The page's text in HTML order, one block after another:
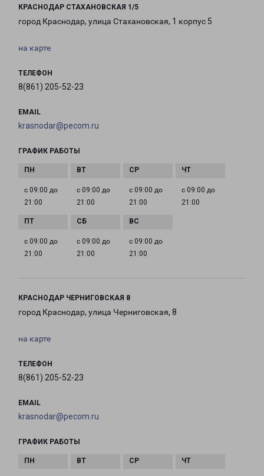
КРАСНОДАР СТАХАНОВСКАЯ 1/5
город Краснодар, улица Стахановская, 1 корпус 5
на карте
ТЕЛЕФОН
8(861) 205-52-23
EMAIL
krasnodar@pecom.ru
ГРАФИК РАБОТЫ
с 09:00 до
21:00
с 09:00 до
21:00
с 09:00 до
21:00
с 09:00 до
21:00
с 09:00 до
21:00
с 09:00 до
21:00
с 09:00 до
21:00
КРАСНОДАР ЧЕРНИГОВСКАЯ 8
город Краснодар, улица Черниговская, 8
на карте
ТЕЛЕФОН
8(861) 205-52-23
EMAIL
krasnodar@pecom.ru
ГРАФИК РАБОТЫ